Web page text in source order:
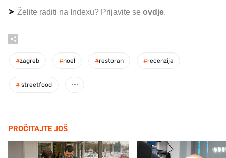
Želite raditi na Indexu? Prijavite se ovdje.
#zagreb #noel #restoran #recenzija
# streetfood
PROČITAJTE JOŠ